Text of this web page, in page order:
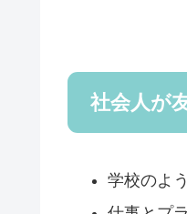
社会人が
学校のよ